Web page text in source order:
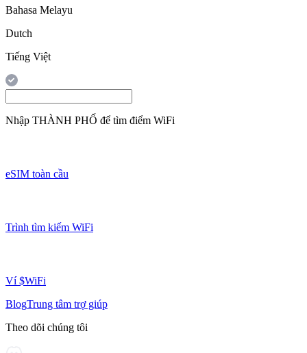
Bahasa Melayu
Dutch
Tiếng Việt
Nhập THÀNH PHỐ để tìm điểm WiFi
eSIM toàn cầu
Trình tìm kiếm WiFi
Ví $WiFi
BlogTrung tâm trợ giúp
Theo dõi chúng tôi